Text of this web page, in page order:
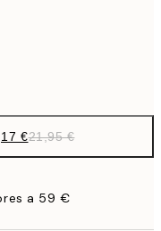
€21,95 €
a 59 €